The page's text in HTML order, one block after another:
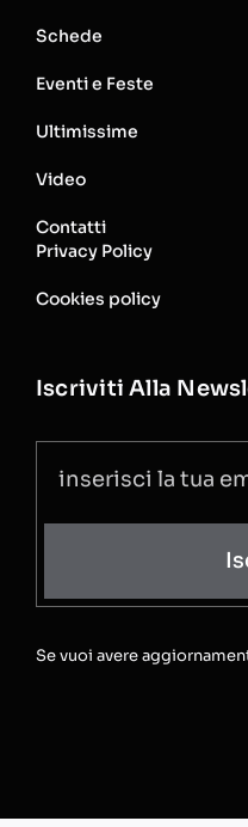
Schede
Eventi e Feste
Ultimissime
Video
Contatti
Privacy Policy
Cookies policy
Iscriviti Alla
Se vuoi avere